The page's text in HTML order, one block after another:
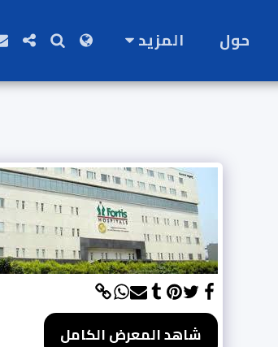
حول المزيد
شاهد المعرض الكامل